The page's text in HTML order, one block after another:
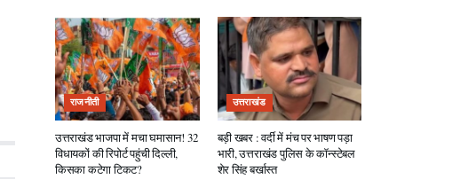
राजनीती
उत्तराखंड भाजपा में मचा घमासान! 32
विधायकों की रिपोर्ट पहुंची दिल्ली,
किसका कटेगा टिकट?
उत्तराखंड
बड़ी खबर : वर्दी में मंच पर भाषण पड़ा
भारी, उत्तराखंड पुलिस के कॉन्स्टेबल
शेर सिंह बर्खास्त